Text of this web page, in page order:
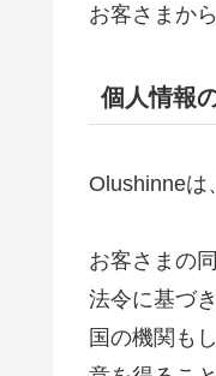
お客さまか
個人情報
Olushinneは
お客さまの
法令に基づ
国の機関も